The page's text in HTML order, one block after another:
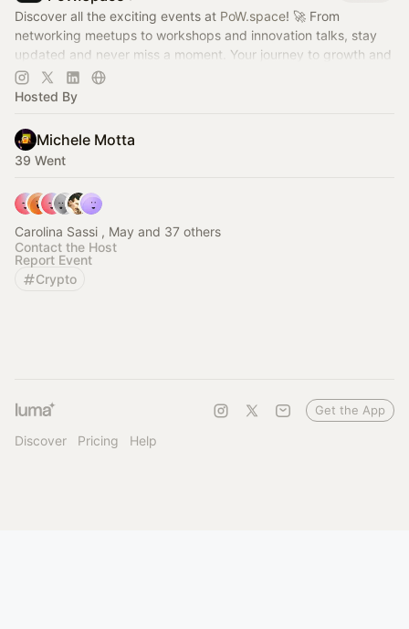
Discover all the exciting events at PoW.space! 🚀 From
networking meetups to workshops and innovation talks, stay
updated and never miss a moment. Your journey to growth and
collaboration starts here!
Hosted By
Michele Motta
39 Went
Carolina Sassi , May and 37 others
Contact the Host
Report Event
Crypto
Discover Pricing Help
Get the App